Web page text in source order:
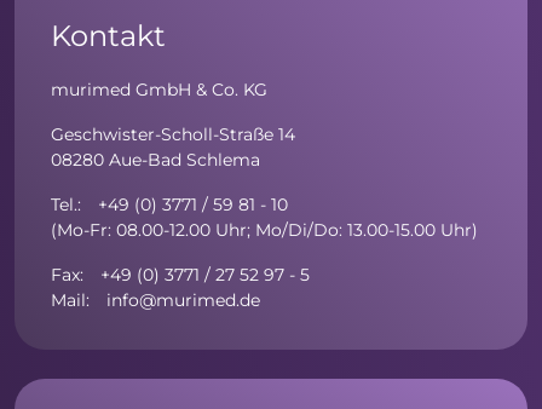
Kontakt
murimed GmbH & Co. KG
Geschwister-Scholl-Straße 14
08280 Aue-Bad Schlema
Tel.: +49 (0) 3771 / 59 81 - 10
(Mo-Fr: 08.00-12.00 Uhr; Mo/Di/Do: 13.00-15.00 Uhr)
Fax: +49 (0) 3771 / 27 52 97 - 5
Mail: info@murimed.de